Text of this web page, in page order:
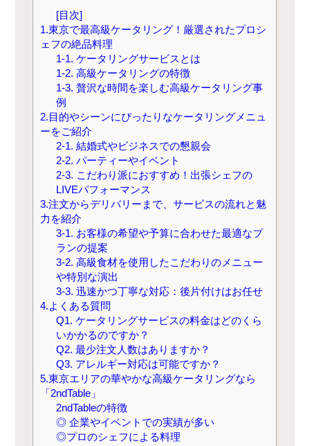
[目次]
1.東京で最高級ケータリング！厳選されたプロシ
ェフの絶品料理
1-1. ケータリングサービスとは
1-2. 高級ケータリングの特徴
1-3. 贅沢な時間を楽しむ高級ケータリング事
例
2.目的やシーンにぴったりなケータリングメニュ
ーをご紹介
2-1. 結婚式やビジネスでの懇親会
2-2. パーティーやイベント
2-3. こだわり派におすすめ！出張シェフの
LIVEパフォーマンス
3.注文からデリバリーまで、サービスの流れと魅
力を紹介
3-1. お客様の希望や予算に合わせた最適なプ
ランの提案
3-2. 高級食材を使用したこだわりのメニュー
や特別な演出
3-3. 迅速かつ丁寧な対応：後片付けはお任せ
4.よくある質問
Q1. ケータリングサービスの料金はどのくら
いかかるのですか？
Q2. 最少注文人数はありますか？
Q3. アレルギー対応は可能ですか？
5.東京エリアの華やかな高級ケータリングなら
「2ndTable」
2ndTableの特徴
◎ 企業やイベントでの実績が多い
◎プロのシェフによる料理